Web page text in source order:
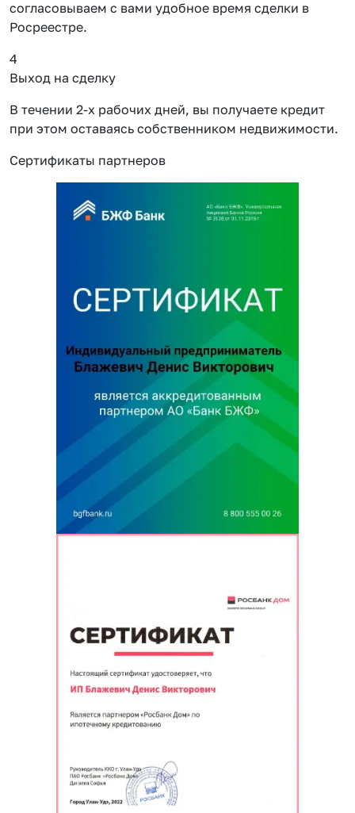
согласовываем с вами удобное время сделки в
Росреестре.
4
Выход на сделку
В течении 2-х рабочих дней, вы получаете кредит
при этом оставаясь собственником недвижимости.
Сертификаты партнеров